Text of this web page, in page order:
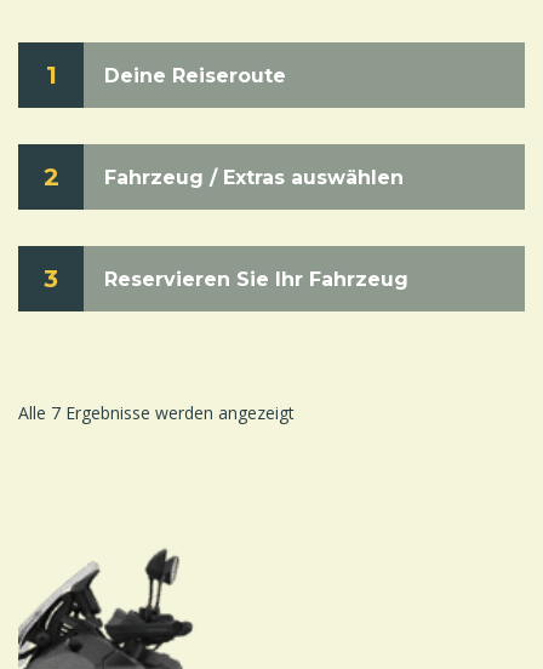
1 Deine Reiseroute
2 Fahrzeug / Extras auswählen
3 Reservieren Sie Ihr Fahrzeug
Alle 7 Ergebnisse werden angezeigt